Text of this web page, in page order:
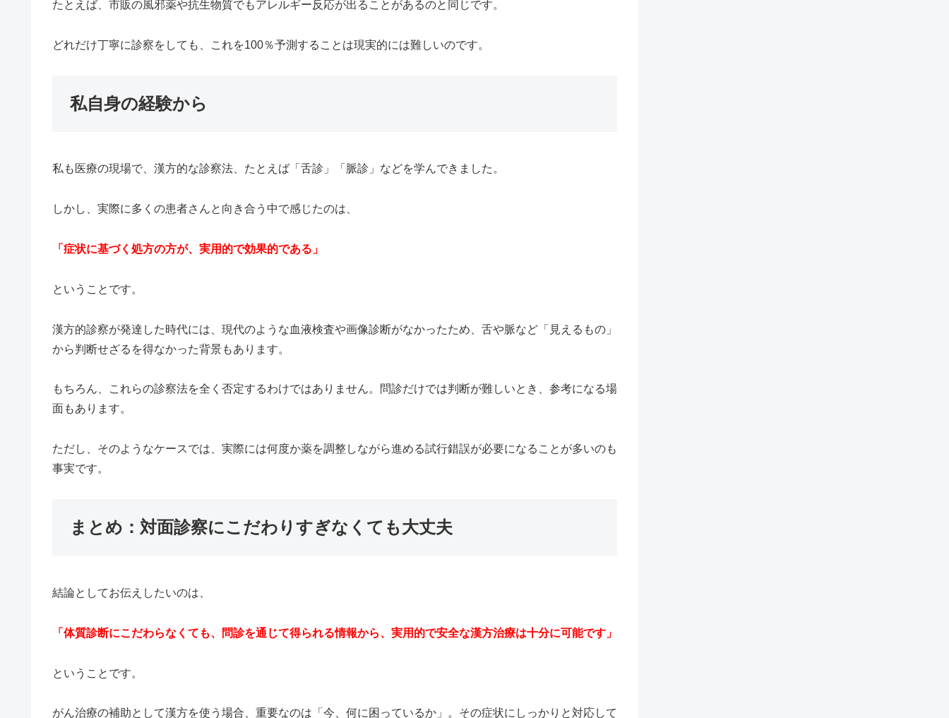
たとえば、市販の風邪薬や抗生物質でもアレルギー反応が出ることがあるのと同じです。
どれだけ丁寧に診察をしても、これを100％予測することは現実的には難しいのです。
私自身の経験から
私も医療の現場で、漢方的な診察法、たとえば「舌診」「脈診」などを学んできました。
しかし、実際に多くの患者さんと向き合う中で感じたのは、
「症状に基づく処方の方が、実用的で効果的である」
ということです。
漢方的診察が発達した時代には、現代のような血液検査や画像診断がなかったため、舌や脈など「見えるもの」
から判断せざるを得なかった背景もあります。
もちろん、これらの診察法を全く否定するわけではありません。問診だけでは判断が難しいとき、参考になる場
面もあります。
ただし、そのようなケースでは、実際には何度か薬を調整しながら進める試行錯誤が必要になることが多いのも
事実です。
まとめ：対面診察にこだわりすぎなくても大丈夫
結論としてお伝えしたいのは、
「体質診断にこだわらなくても、問診を通じて得られる情報から、実用的で安全な漢方治療は十分に可能です」
ということです。
がん治療の補助として漢方を使う場合、重要なのは「今、何に困っているか」。その症状にしっかりと対応して